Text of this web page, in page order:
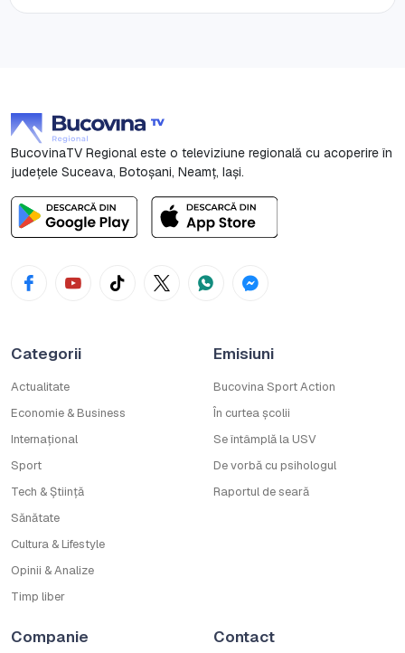
BucovinaTV Regional este o televiziune regională cu acoperire în
județele Suceava, Botoşani, Neamț, Iași.
Categorii
Actualitate
Economie & Business
Internațional
Sport
Tech & Știință
Sănătate
Cultura & Lifestyle
Opinii & Analize
Timp liber
Emisiuni
Bucovina Sport Action
În curtea școlii
Se întâmplă la USV
De vorbă cu psihologul
Raportul de seară
Companie Contact